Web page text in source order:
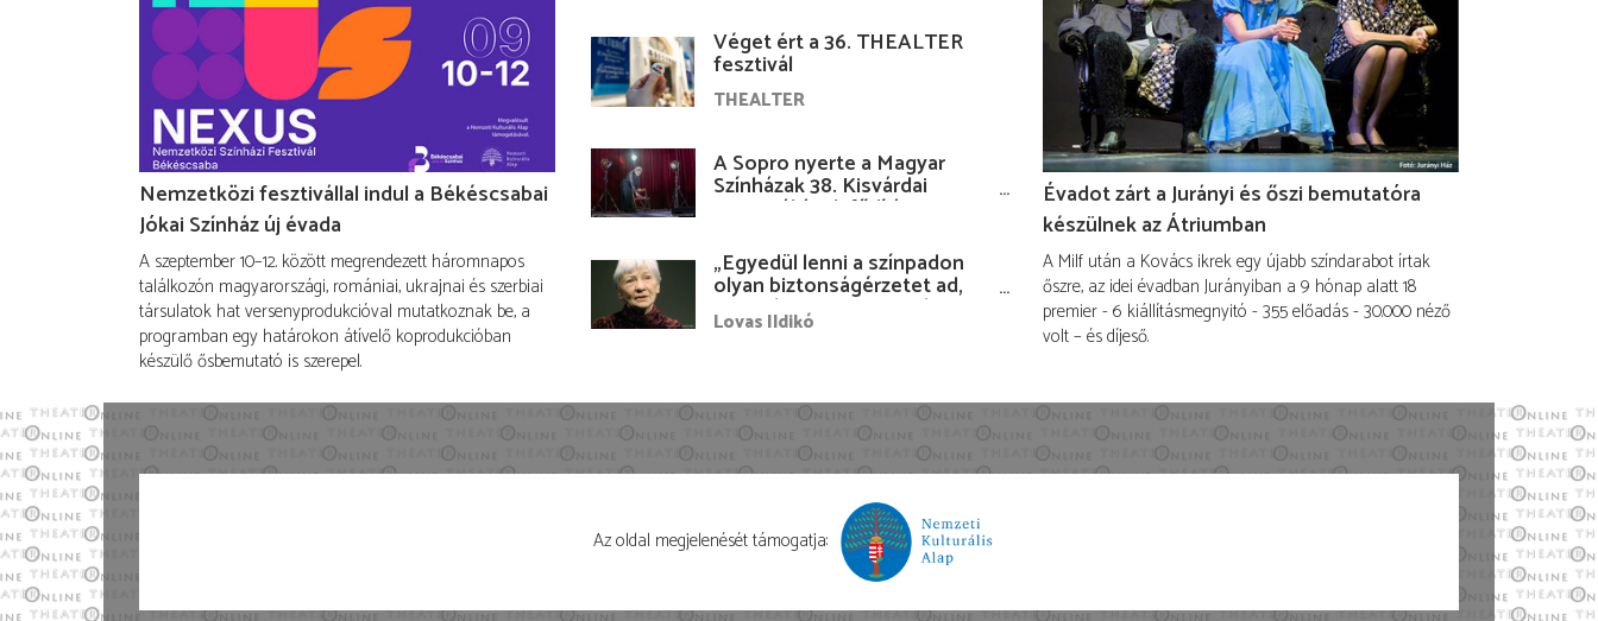
Nemzetközi fesztivállal indul a Békéscsabai
Jókai Színház új évada
A szeptember 10–12. között megrendezett háromnapos
találkozón magyarországi, romániai, ukrajnai és szerbiai
társulatok hat versenyprodukcióval mutatkoznak be, a
programban egy határokon átívelő koprodukcióban
készülő ősbemutató is szerepel.
Véget ért a 36. THEALTER
fesztivál
THEALTER
A Sopro nyerte a Magyar
Színházak 38. Kisvárdai
Fesztiváljának fődíját
„Egyedül lenni a színpadon
olyan biztonságérzetet ad,
hogy lám, mindenki más
nélkül is megvagyok
Lovas Ildikó
Évadot zárt a Jurányi és őszi bemutatóra
készülnek az Átriumban
A Milf után a Kovács ikrek egy újabb színdarabot írtak
őszre, az idei évadban Jurányiban a 9 hónap alatt 18
premier - 6 kiállításmegnyitó - 355 előadás - 30.000 néző
volt – és díjeső.
Az oldal megjelenését támogatja: